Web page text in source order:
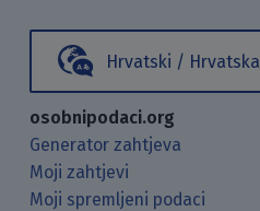
Hrvatski / Hrvatska
osobnipodaci.org
Generator zahtjeva
Moji zahtjevi
Moji spremljeni podaci